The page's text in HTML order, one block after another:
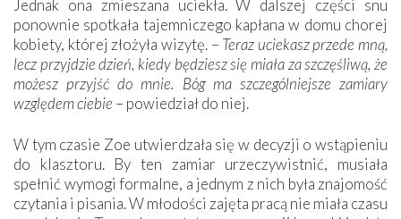
Jednak ona zmieszana uciekła. W dalszej części snu
ponownie spotkała tajemniczego kapłana w domu chorej
kobiety, której złożyła wizytę. – Teraz uciekasz przede mną,
lecz przyjdzie dzień, kiedy będziesz się miała za szczęśliwą, że
możesz przyjść do mnie. Bóg ma szczególniejsze zamiary
względem ciebie – powiedział do niej.
W tym czasie Zoe utwierdzała się w decyzji o wstąpieniu
do klasztoru. By ten zamiar urzeczywistnić, musiała
spełnić wymogi formalne, a jednym z nich była znajomość
czytania i pisania. W młodości zajęta pracą nie miała czasu